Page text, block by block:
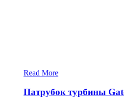
Read More
Патрубок турбины